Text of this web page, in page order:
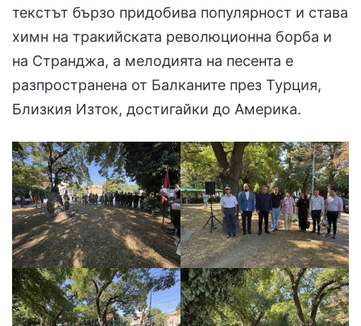
текстът бързо придобива популярност и става
химн на тракийската революционна борба и
на Странджа, а мелодията на песента е
разпространена от Балканите през Турция,
Близкия Изток, достигайки до Америка.